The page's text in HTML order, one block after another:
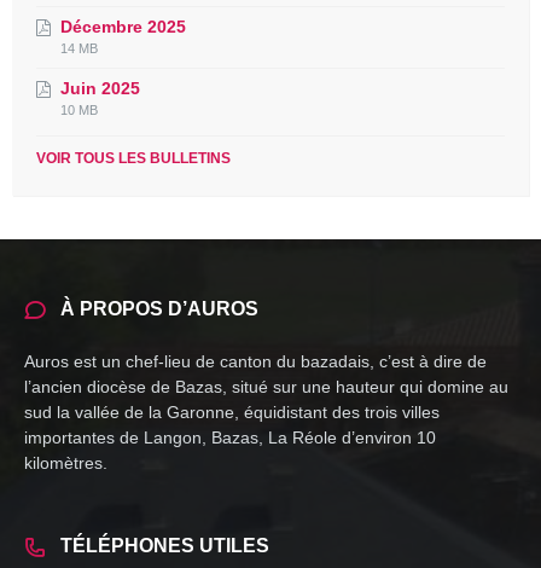
pdf
Décembre 2025
File
pdf
File
14 MB
Juin 2025
File
pdf
File
10 MB
VOIR TOUS LES BULLETINS
À PROPOS D’AUROS
Auros est un chef-lieu de canton du bazadais, c’est à dire de
l’ancien diocèse de Bazas, situé sur une hauteur qui domine au
sud la vallée de la Garonne, équidistant des trois villes
importantes de Langon, Bazas, La Réole d’environ 10
kilomètres.
TÉLÉPHONES UTILES